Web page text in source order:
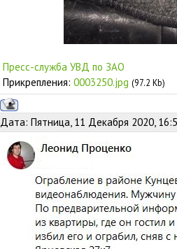
Пресс-служба УВД по ЗАО
Прикрепления: 0003250.jpg (97.2 Kb)
Дата: Пятница, 11 Декабря 2020,